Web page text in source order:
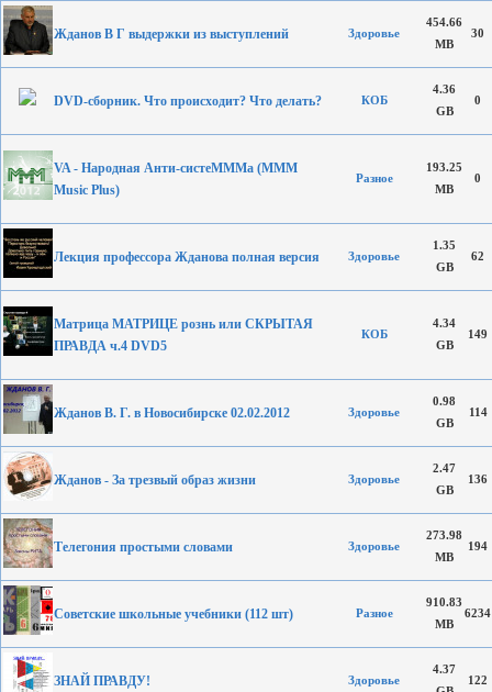
Жданов В Г выдержки из выступлений Здоровье
454.66
MB
30
DVD-сборник. Что происходит? Что делать? КОБ
4.36
GB
0
VA - Народная Анти-систеМММа (MMM
Music Plus)
Разное
193.25
MB
0
Лекция профессора Жданова полная версия Здоровье
1.35
GB
62
Матрица МАТРИЦЕ рознь или СКРЫТАЯ
ПРАВДА ч.4 DVD5
КОБ
4.34
GB
149
Жданов В. Г. в Новосибирске 02.02.2012 Здоровье
0.98
GB
114
Жданов - За трезвый образ жизни Здоровье
2.47
GB
136
Телегония простыми словами Здоровье
273.98
MB
194
Советские школьные учебники (112 шт) Разное
910.83
MB
6234
ЗНАЙ ПРАВДУ! Здоровье
4.37
122